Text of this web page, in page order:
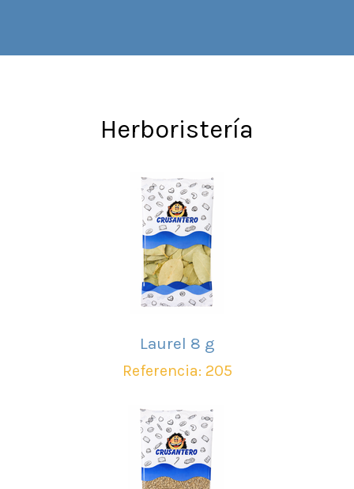
Herboristería
Laurel 8 g
Referencia: 205